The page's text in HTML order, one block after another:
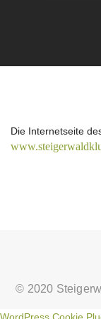
Die Internetseite
© 2020
WordPress Cookie